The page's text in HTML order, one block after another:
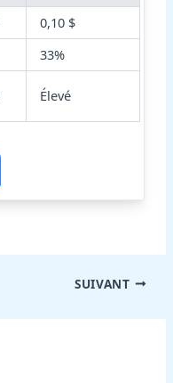
0,10 $
33%
Élevé
SUIVANT